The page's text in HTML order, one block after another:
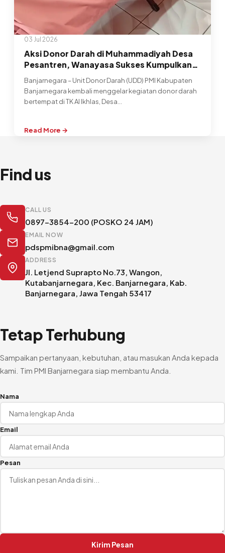
03 Jul 2026
Aksi Donor Darah di Muhammadiyah Desa
Pesantren, Wanayasa Sukses Kumpulkan
178 Kantong Darah
Banjarnegara – Unit Donor Darah (UDD) PMI Kabupaten
Banjarnegara kembali menggelar kegiatan donor darah
bertempat di TK Al Ikhlas, Desa…
Read More →
:
di
Pesantren,
Wanayasa
Sukses
178
Kantong
Darah
Find us
CALL US
0897-3854-200 (POSKO 24 JAM)
EMAIL NOW
pdspmibna@gmail.com
ADDRESS
Jl. Letjend Suprapto No.73, Wangon,
Kutabanjarnegara, Kec. Banjarnegara, Kab.
Banjarnegara, Jawa Tengah 53417
Tetap Terhubung
Sampaikan pertanyaan, kebutuhan, atau masukan Anda kepada
kami. Tim PMI Banjarnegara siap membantu Anda.
Nama
Email
Pesan
Kirim Pesan